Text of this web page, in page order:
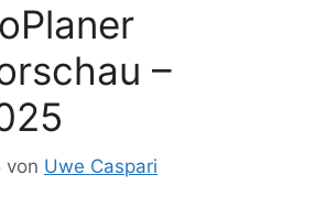
–
von Uwe Caspari